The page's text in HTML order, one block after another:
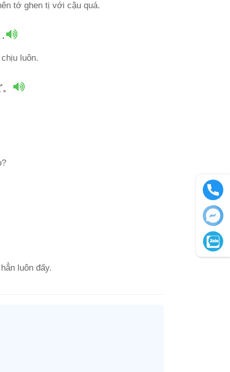
tớ ghen tị với cậu quá.
.
luôn.
luôn đấy.